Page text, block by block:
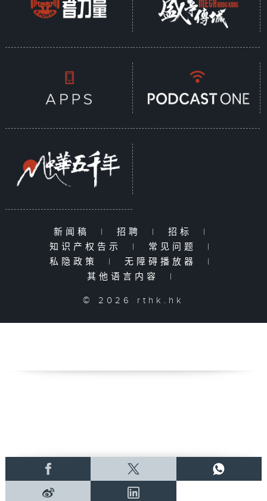
新闻稿 | 招聘 | 招标
|
知识产权告示
| 常见问题
|
私隐政策
| 无障碍播放器
|
其他语言内容
|
© 2026 rthk.hk